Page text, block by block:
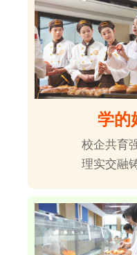
学的
校企共育
理实交融